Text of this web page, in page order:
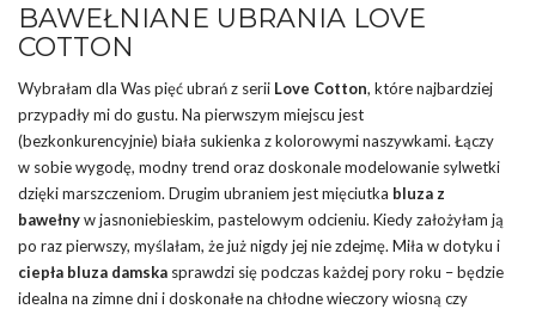
BAWEŁNIANE UBRANIA LOVE
COTTON
Wybrałam dla Was pięć ubrań z serii Love Cotton, które najbardziej
przypadły mi do gustu. Na pierwszym miejscu jest
(bezkonkurencyjnie) biała sukienka z kolorowymi naszywkami. Łączy
w sobie wygodę, modny trend oraz doskonale modelowanie sylwetki
dzięki marszczeniom. Drugim ubraniem jest mięciutka bluza z
bawełnyw jasnoniebieskim, pastelowym odcieniu. Kiedy założyłam ją
po raz pierwszy, myślałam, że już nigdy jej nie zdejmę. Miła w dotyku i
ciepła bluza damska sprawdzi się podczas każdej pory roku – będzie
idealna na zimne dni i doskonałe na chłodne wieczory wiosną czy